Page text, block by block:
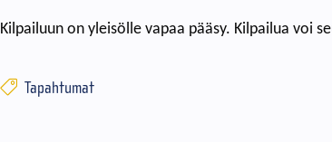
Kilpailuun on yleisölle vapaa pääsy. Kilpailua voi
Tapahtumat